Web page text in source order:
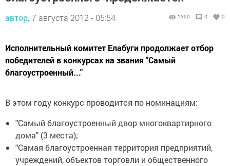
автор, 7 августа 2012 - 05:54 1350 0 0
Исполнительный комитет Елабуги продолжает отбор
победителей в конкурсах на звания "Самый
благоустроенный..."
В этом году конкурс проводится по номинациям:
"Самый благоустроенный двор многоквартирного
дома" (3 места);
"Самая благоустроенная территория предприятий,
учреждений, объектов торговли и общественного